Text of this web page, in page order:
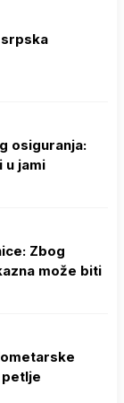
osiguranja:
u jami
Zbog
može biti